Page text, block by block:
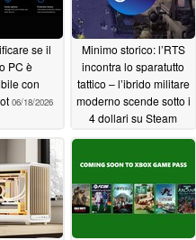
se il
PC è
con
06/18/2026
Minimo storico: l’RTS
incontra lo sparatutto
tattico – l’ibrido militare
moderno scende sotto i
4 dollari su Steam
06/18/2026